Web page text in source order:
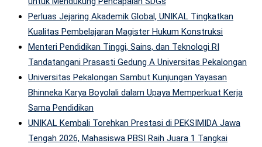
Perluas Jejaring Akademik Global, UNIKAL Tingkatkan
Kualitas Pembelajaran Magister Hukum Konstruksi
Menteri Pendidikan Tinggi, Sains, dan Teknologi RI
Tandatangani Prasasti Gedung A Universitas Pekalongan
Universitas Pekalongan Sambut Kunjungan Yayasan
Bhinneka Karya Boyolali dalam Upaya Memperkuat Kerja
Sama Pendidikan
UNIKAL Kembali Torehkan Prestasi di PEKSIMIDA Jawa
Tengah 2026, Mahasiswa PBSI Raih Juara 1 Tangkai